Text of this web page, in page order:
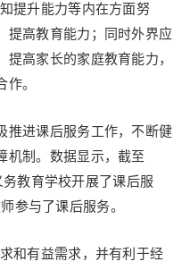
提升能力等内在方面努
提高教育能力；同时外界应
高家长的家庭教育能力，
。
推进课后服务工作，不断健
机制。数据显示，截至
教育学校开展了课后服
参与了课后服务。
和有益需求，并有利于经